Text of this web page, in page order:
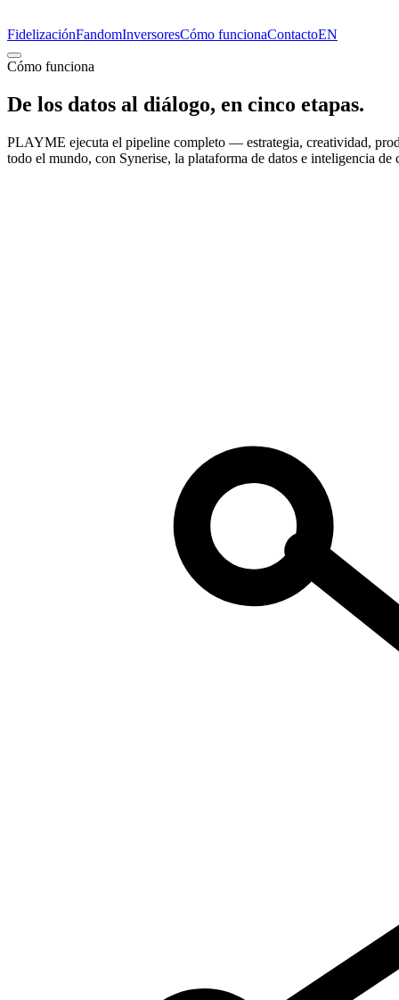
FidelizaciónFandomInversoresCómo funcionaContactoEN
Cómo funciona
De los datos al diálogo, en cinco etapas.
PLAYME ejecuta el pipeline completo — estrategia, creatividad,
todo el mundo, con Synerise, la plataforma de datos e inteligencia